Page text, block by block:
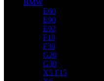
BMW
E60
E90
E92
F10
F30
G20
G30
X5 F15